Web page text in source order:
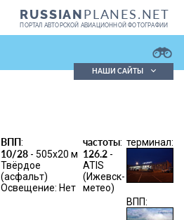
RUSSIANPLANES.NET
ПОРТАЛ АВТОРСКОЙ АВИАЦИОННОЙ ФОТОГРАФИИ
ВОЙТИ
НАШИ САЙТЫ
ВПП:
10/28 - 505x20 м
Твёрдое
(асфальт)
Освещение: Нет
частоты:
126.2 -
ATIS
(Ижевск-
метео)
терминал:
ВПП: